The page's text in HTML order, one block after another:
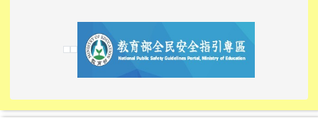
link to https://
link to https://10000.gov.tw/
link to https://
link to https://10000.gov.tw/
link to https://
link to https://
link to https://i.win.org.tw/
link to https://
link to https://
link to https://
link to https://